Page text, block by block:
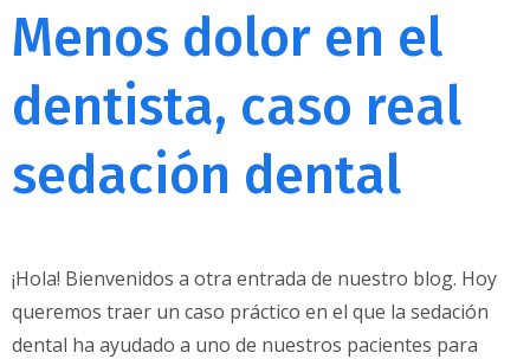
Menos dolor en el
dentista, caso real
sedación dental
¡Hola! Bienvenidos a otra entrada de nuestro blog. Hoy
queremos traer un caso práctico en el que la sedación
dental ha ayudado a uno de nuestros pacientes para